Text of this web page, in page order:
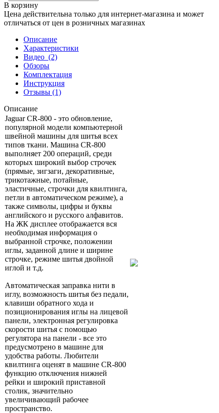
В корзину
Цена действительна только для интернет-магазина и может
отличаться от цен в розничных магазинах
Описание
Характеристики
Видео (2)
Обзоры
Комплектация
Инструкция
Отзывы (1)
Описание
Jaguar CR-800 - это обновление,
популярной модели компьютерной
швейной машины для шитья всех
типов ткани. Машина CR-800
выполняет 200 операций, среди
которых широкий выбор строчек
(прямые, зигзаги, декоративные,
трикотажные, потайные,
эластичные, строчки для квилтинга,
петли в автоматическом режиме), а
также символы, цифры и буквы
английского и русского алфавитов.
На ЖК дисплее отображается вся
необходимая информация о
выбранной строчке, положении
иглы, заданной длине и ширине
строчке, режиме шитья двойной
иглой и т.д.
Автоматическая заправка нити в
иглу, возможность шитья без педали,
клавиши обратного хода и
позиционирования иглы на лицевой
панели, электронная регулировка
скорости шитья с помощью
регулятора на панели - все это
предусмотрено в машине для
удобства работы. Любители
квилтинга оценят в машине CR-800
функцию отключения нижней
рейки и широкий приставной
столик, значительно
увеличивающий рабочее
пространство.